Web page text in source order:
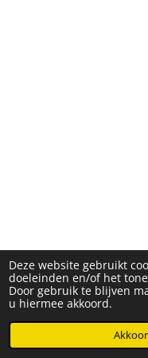
Deze website gebruikt
doeleinden en/of het
Door gebruik te blijven
u hiermee akkoord.
© 2025- 2026 Djöz mode